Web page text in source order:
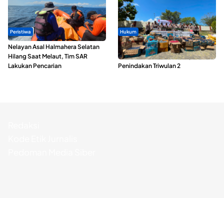
Peristiwa
Nelayan Asal Halmahera Selatan
Hilang Saat Melaut, Tim SAR
Lakukan Pencarian
Hukum
Polda Maluku Utara Musnahkan
Ribuan Liter Miras Hasil Operasi
Penindakan Triwulan 2